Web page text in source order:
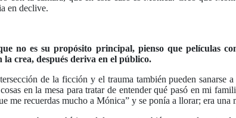
en declive.
no es su propósito principal, pienso que películas
la crea, después deriva en el público.
de la ficción y el trauma también pueden
cosas en la mesa para tratar de entender qué pasó en mi
me recuerdas mucho a Mónica” y se ponía a llorar; era